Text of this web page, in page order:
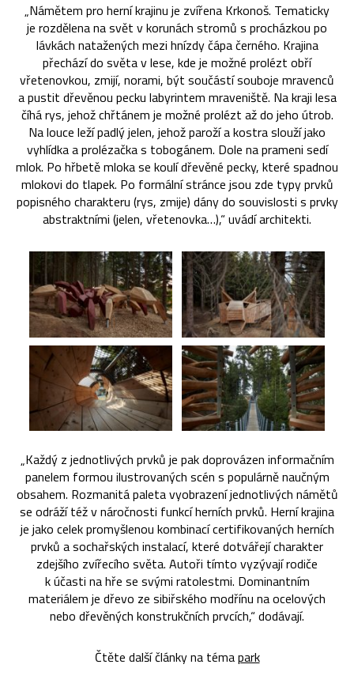
„Námětem pro herní krajinu je zvířena Krkonoš. Tematicky
je rozdělena na svět v korunách stromů s procházkou po
lávkách natažených mezi hnízdy čápa černého. Krajina
přechází do světa v lese, kde je možné prolézt obří
vřetenovkou, zmijí, norami, být součástí souboje mravenců
a pustit dřevěnou pecku labyrintem mraveniště. Na kraji lesa
číhá rys, jehož chřtánem je možné prolézt až do jeho útrob.
Na louce leží padlý jelen, jehož paroží a kostra slouží jako
vyhlídka a prolézačka s tobogánem. Dole na prameni sedí
mlok. Po hřbetě mloka se koulí dřevěné pecky, které spadnou
mlokovi do tlapek. Po formální stránce jsou zde typy prvků
popisného charakteru (rys, zmije) dány do souvislosti s prvky
abstraktními (jelen, vřetenovka…),“ uvádí architekti.
„Každý z jednotlivých prvků je pak doprovázen informačním
panelem formou ilustrovaných scén s populárně naučným
obsahem. Rozmanitá paleta vyobrazení jednotlivých námětů
se odráží též v náročnosti funkcí herních prvků. Herní krajina
je jako celek promyšlenou kombinací certifikovaných herních
prvků a sochařských instalací, které dotvářejí charakter
zdejšího zvířecího světa. Autoři tímto vyzývají rodiče
k účasti na hře se svými ratolestmi. Dominantním
materiálem je dřevo ze sibiřského modřínu na ocelových
nebo dřevěných konstrukčních prvcích,“ dodávají.
Čtěte další články na témapark